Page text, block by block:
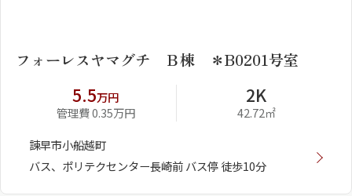
フォーレスヤマグチ Ｂ棟 ＊B0201号室
5.5万円
管理費 0.35万円
2K
42.72㎡
諫早市小船越町
バス、ポリテクセンター長崎前 バス停 徒歩10分